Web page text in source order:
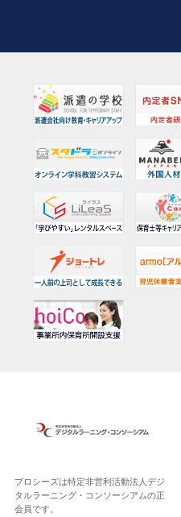
プロシーズは特定非営利活動法人デジ
タルラーニング・コンソーシアムの正
会員です。